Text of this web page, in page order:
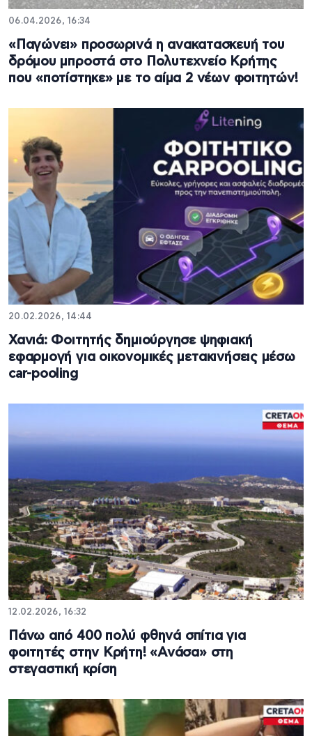
06.04.2026, 16:34
«Παγώνει» προσωρινά η ανακατασκευή του
δρόμου μπροστά στο Πολυτεχνείο Κρήτης
που «ποτίστηκε» με το αίμα 2 νέων φοιτητών!
20.02.2026, 14:44
Χανιά: Φοιτητής δημιούργησε ψηφιακή
εφαρμογή για οικονομικές μετακινήσεις μέσω
car-pooling
12.02.2026, 16:32
Πάνω από 400 πολύ φθηνά σπίτια για
φοιτητές στην Κρήτη! «Ανάσα» στη
στεγαστική κρίση